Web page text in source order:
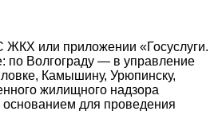
ЖКХ или приложении «Госуслуги.
по Волгограду — в управление
Камышину, Урюпинску,
жилищного надзора
основанием для проведения